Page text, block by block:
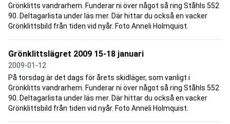
Grönklitts vandrarhem. Funderar ni över något så ring Ståhls 552
90. Deltagarlista under läs mer. Där hittar du också en vacker
Grönklittsbild från tiden vid nyår. Foto Anneli Holmquist.
Grönklittslägret 2009 15-18 januari
2009-01-12
På torsdag är det dags för årets skidläger, som vanligt i
Grönklitts vandrarhem. Funderar ni över något så ring Ståhls 552
90. Deltagarlista under läs mer. Där hittar du också en vacker
Grönklittsbild från tiden vid nyår. Foto Anneli Holmquist.